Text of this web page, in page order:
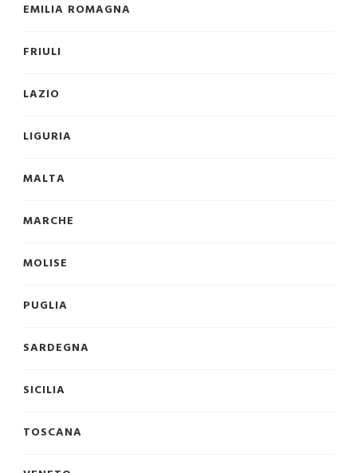
EMILIA ROMAGNA
FRIULI
LAZIO
LIGURIA
MALTA
MARCHE
MOLISE
PUGLIA
SARDEGNA
SICILIA
TOSCANA